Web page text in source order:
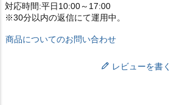
対応時間:平日10:00～17:00
※30分以内の返信にて運用中。
商品についてのお問い合わせ
レビューを書く